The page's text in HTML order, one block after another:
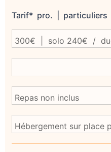
Tarif* pro. | particuliers